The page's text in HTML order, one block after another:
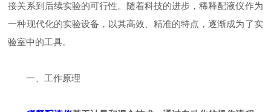
接关系到后续实验的可行性。随着科技的进步，稀释配液仪作为
一种现代化的实验设备，以其高效、精准的特点，逐渐成为了实
验室中的工具。
一、工作原理